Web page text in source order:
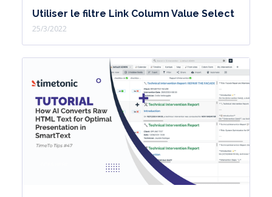
Utiliser le filtre Link Column Value Select
25/3/2022